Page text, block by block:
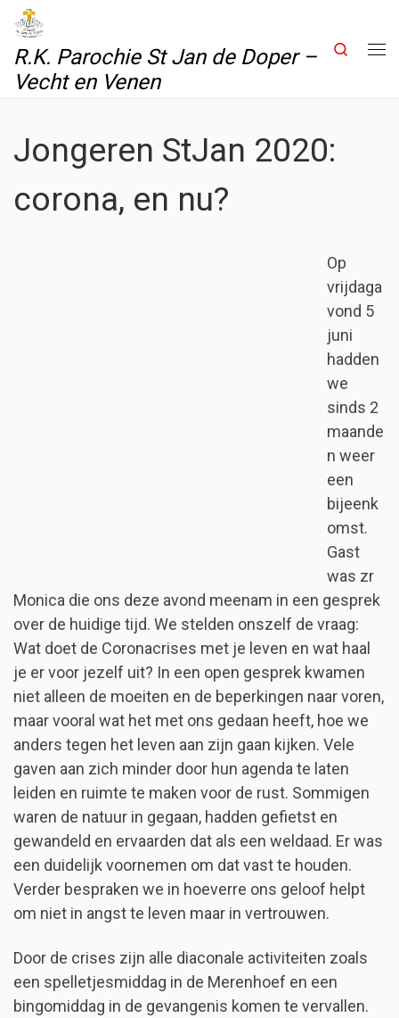
Skip to content
R.K. Parochie St Jan de Doper –
Vecht en Venen
Search
Jongeren StJan 2020:
corona, en nu?
Op
vrijdaga
vond 5
juni
hadden
we
sinds 2
maande
n weer
een
bijeenk
omst.
Gast
was zr
Monica die ons deze avond meenam in een gesprek
over de huidige tijd. We stelden onszelf de vraag:
Wat doet de Coronacrises met je leven en wat haal
je er voor jezelf uit? In een open gesprek kwamen
niet alleen de moeiten en de beperkingen naar voren,
maar vooral wat het met ons gedaan heeft, hoe we
anders tegen het leven aan zijn gaan kijken. Vele
gaven aan zich minder door hun agenda te laten
leiden en ruimte te maken voor de rust. Sommigen
waren de natuur in gegaan, hadden gefietst en
gewandeld en ervaarden dat als een weldaad. Er was
een duidelijk voornemen om dat vast te houden.
Verder bespraken we in hoeverre ons geloof helpt
om niet in angst te leven maar in vertrouwen.
Door de crises zijn alle diaconale activiteiten zoals
een spelletjesmiddag in de Merenhoef en een
bingomiddag in de gevangenis komen te vervallen.